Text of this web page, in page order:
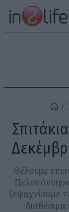
Θέλουμε
ξεψαχνίσαμε